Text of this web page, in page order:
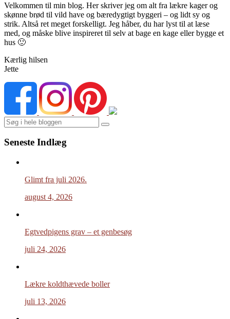
Velkommen til min blog. Her skriver jeg om alt fra lækre kager og
skønne brød til vild have og bæredygtigt byggeri – og lidt sy og
strik. Altså ret meget forskelligt. Jeg håber, du har lyst til at læse
med, og måske blive inspireret til selv at bage en kage eller bygge et
hus 🙂
Kærlig hilsen
Jette
Search
Seneste Indlæg
Glimt fra juli 2026.
august 4, 2026
Egtvedpigens grav – et genbesøg
juli 24, 2026
Lækre koldthævede boller
juli 13, 2026